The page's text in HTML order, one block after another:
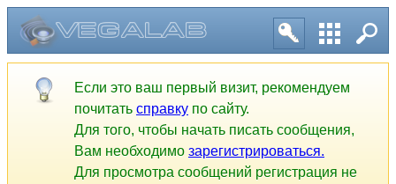
Если это ваш первый визит, рекомендуем
почитать справку по сайту.
Для того, чтобы начать писать сообщения,
Вам необходимо зарегистрироваться.
Для просмотра сообщений регистрация не